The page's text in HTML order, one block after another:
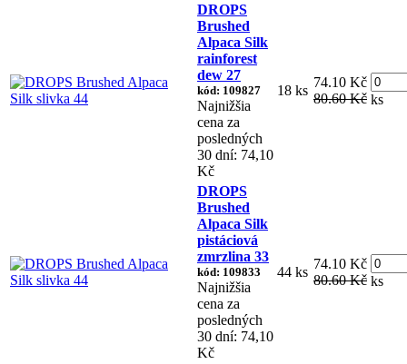
DROPS
Brushed
Alpaca Silk
rainforest
dew 27
kód: 109827
Najnižšia
cena za
posledných
30 dní: 74,10
Kč
18 ks
74.10 Kč
80.60 Kč ks
DROPS
Brushed
Alpaca Silk
pistáciová
zmrzlina 33
kód: 109833
Najnižšia
cena za
posledných
30 dní: 74,10
Kč
44 ks
74.10 Kč
80.60 Kč ks